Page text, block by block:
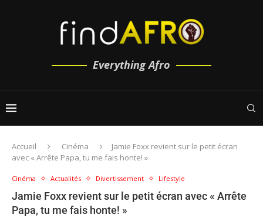
Everything Afro
Accueil Cinéma
Jamie Foxx revient sur le petit écran
avec « Arrête Papa, tu me fais honte! »
Cinéma Actualités Divertissement Lifestyle
Jamie Foxx revient sur le petit écran avec « Arrête
Papa, tu me fais honte! »